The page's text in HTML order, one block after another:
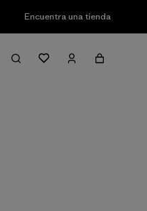
Encuentra una tienda
Filter & Sort